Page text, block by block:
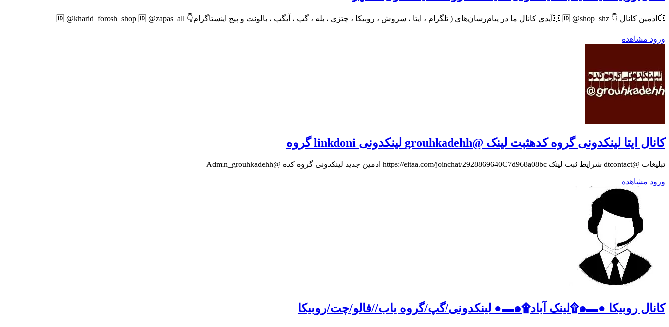
💥ادمین کانال 👇 🆔 @shop_shz 💥آیدی کانال ما در پیام‌رسان‌های ( تلگرام ، ایتا ، سروش ، روبیکا ، چتزی ، بله ، گپ ، آیگپ ، بالونت و پیج اینستاگرام👇 🆔 @kharid_forosh_shop 🆔 @zapas_all
ورود مشاهده
کانال ایتا لینکدونی گروه کدهثبت لینک @grouhkadehh لینکدونی linkdoni گروه
تبلیغات @dtcontact شرایط ثبت لینک https://eitaa.com/joinchat/2928869640C7d968a08bc ادمین جدید لینکدونی گروه کده @Admin_grouhkadehh
ورود مشاهده
کانال روبیکا ●▬๑۩لینک آباد۩๑▬● لینکدونی/گپ/گروه یاب//فالو/چت/روبیکا